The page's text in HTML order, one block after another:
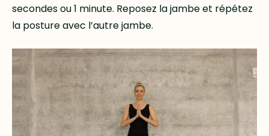
secondes ou 1 minute. Reposez la jambe et répétez
la posture avec l’autre jambe.